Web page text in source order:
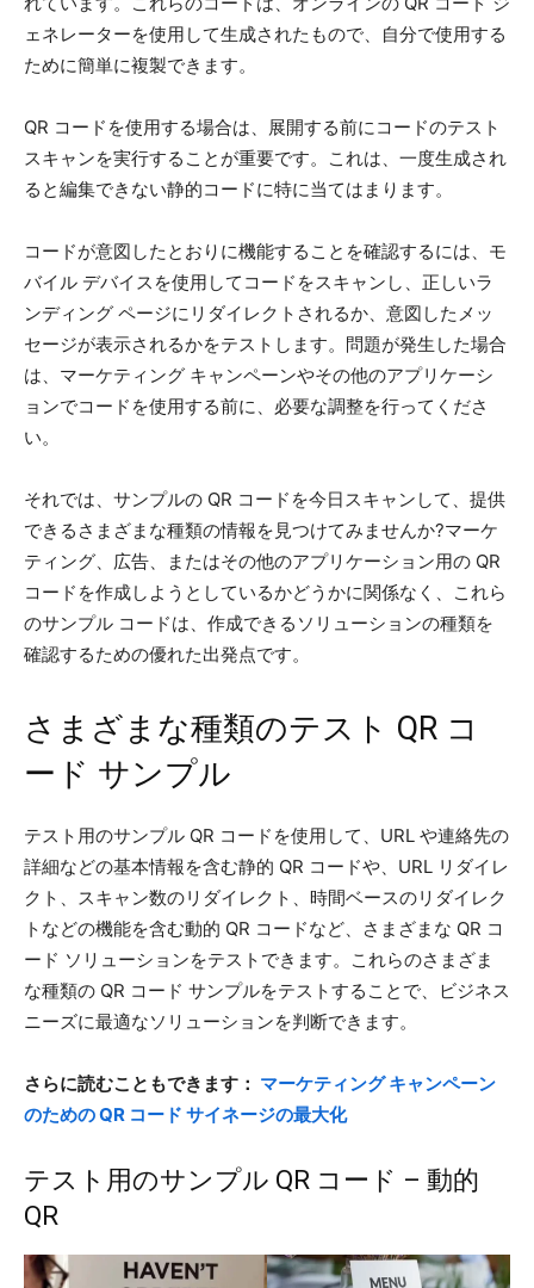
ェネレーターを使用して生成されたもので、自分で使用する
ために簡単に複製できます。
QR コードを使用する場合は、展開する前にコードのテスト
スキャンを実行することが重要です。これは、一度生成され
ると編集できない静的コードに特に当てはまります。
コードが意図したとおりに機能することを確認するには、モ
バイル デバイスを使用してコードをスキャンし、正しいラ
ンディング ページにリダイレクトされるか、意図したメッ
セージが表示されるかをテストします。問題が発生した場合
は、マーケティング キャンペーンやその他のアプリケーシ
ョンでコードを使用する前に、必要な調整を行ってくださ
い。
それでは、サンプルの QR コードを今日スキャンして、提供
できるさまざまな種類の情報を見つけてみませんか?マーケ
ティング、広告、またはその他のアプリケーション用の QR
コードを作成しようとしているかどうかに関係なく、これら
のサンプル コードは、作成できるソリューションの種類を
確認するための優れた出発点です。
さまざまな種類のテスト QR コ
ード サンプル
テスト用のサンプル QR コードを使用して、URL や連絡先の
詳細などの基本情報を含む静的 QR コードや、URL リダイレ
クト、スキャン数のリダイレクト、時間ベースのリダイレク
トなどの機能を含む動的 QR コードなど、さまざまな QR コ
ード ソリューションをテストできます。これらのさまざま
な種類の QR コード サンプルをテストすることで、ビジネス
ニーズに最適なソリューションを判断できます。
さらに読むこともできます： マーケティング キャンペーン
のための QR コード サイネージの最大化
テスト用のサンプル QR コード – 動的
QR